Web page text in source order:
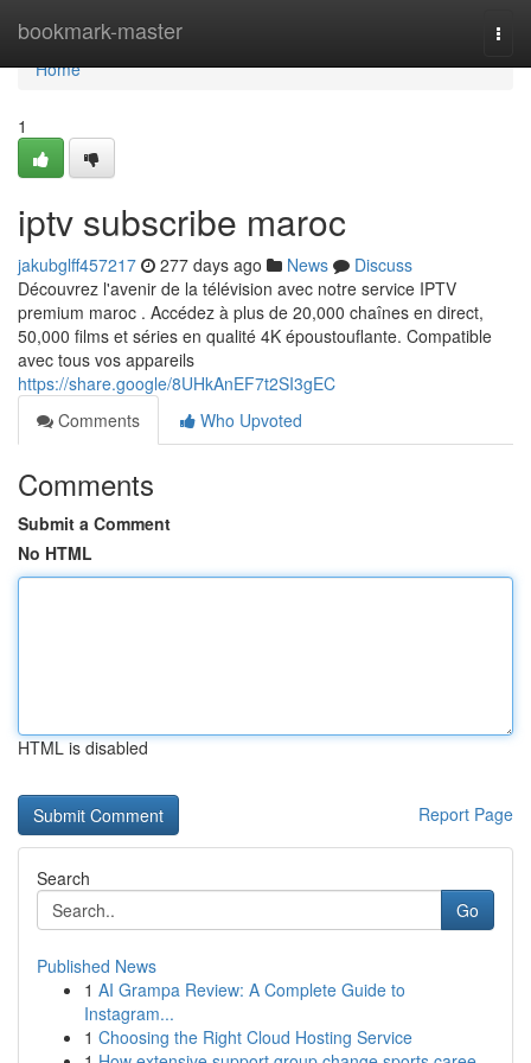
bookmark-master
Home
Home
1
iptv subscribe maroc
jakubglff457217 277 days ago News
Discuss
Découvrez l'avenir de la télévision avec notre service IPTV
premium maroc . Accédez à plus de 20,000 chaînes en direct,
50,000 films et séries en qualité 4K époustouflante. Compatible
avec tous vos appareils
https://share.google/8UHkAnEF7t2SI3gEC
Comments
Who Upvoted
Comments
Submit a Comment
No HTML
HTML is disabled
Report Page
Search
Go
Published News
1 AI Grampa Review: A Complete Guide to
Instagram...
1 Choosing the Right Cloud Hosting Service